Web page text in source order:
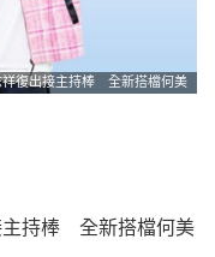
祥復出接主持棒 全新搭檔何美